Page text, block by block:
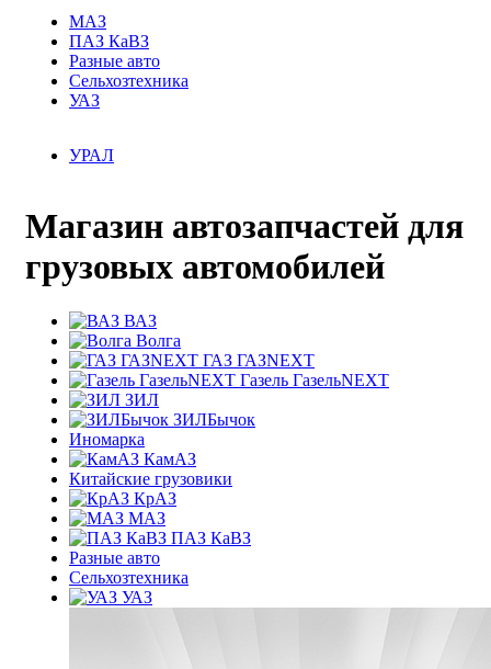
МАЗ
ПАЗ КаВЗ
Разные авто
Сельхозтехника
УАЗ
УРАЛ
Магазин автозапчастей для
грузовых автомобилей
ВАЗ
Волга
ГАЗ ГАЗNEXT
Газель ГазельNEXT
ЗИЛ
ЗИЛБычок
Иномарка
КамАЗ
Китайские грузовики
КрАЗ
МАЗ
ПАЗ КаВЗ
Разные авто
Сельхозтехника
УАЗ